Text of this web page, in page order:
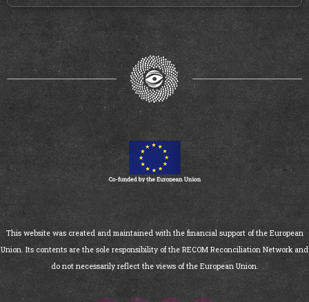
This website was created and maintained with the financial support of the European
Union. Its contents are the sole responsibility of the RECOM Reconciliation Network and
do not necessarily reflect the views of the European Union.